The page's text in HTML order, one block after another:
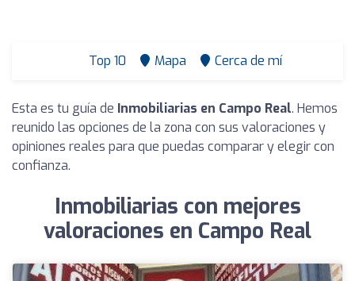
Top 10 Mapa Cerca de mí
Esta es tu guía de Inmobiliarias en Campo Real. Hemos
reunido las opciones de la zona con sus valoraciones y
opiniones reales para que puedas comparar y elegir con
confianza.
Inmobiliarias con mejores
valoraciones en Campo Real